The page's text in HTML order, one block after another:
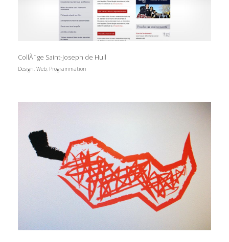
CollÃ¨ge Saint-Joseph de Hull
Design, Web, Programmation